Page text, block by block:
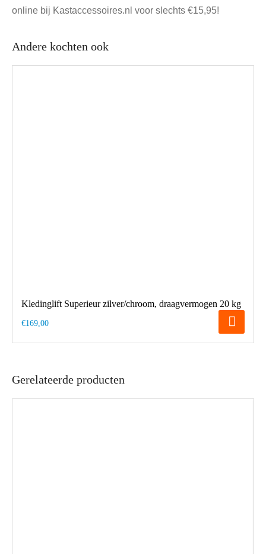
online bij Kastaccessoires.nl voor slechts €15,95!
Andere kochten ook
Kledinglift Superieur zilver/chroom, draagvermogen 20 kg
€169,00
Gerelateerde producten